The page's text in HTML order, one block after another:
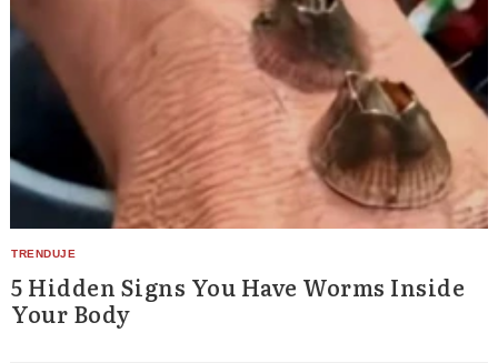
5 Hidden Signs You Have Worms Inside
Your Body